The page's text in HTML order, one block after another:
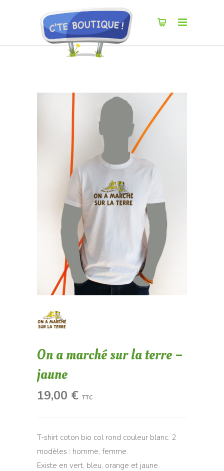
On a marché sur la terre –
jaune
19,00 € TTC
T-shirt coton bio col rond couleur blanc. 2
modèles : homme, femme.
Existe en vert, bleu, orange et jaune.